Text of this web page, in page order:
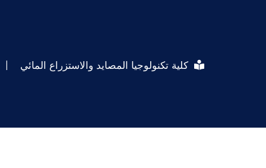
كلية تكنولوجيا المصايد والاستزراع المائي |